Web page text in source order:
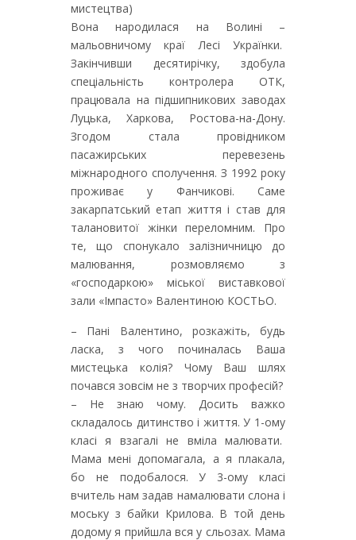
мистецтва)
Вона народилася на Волині –
мальовничому краї Лесі Українки.
Закінчивши десятирічку, здобула
спеціальність контролера ОТК,
працювала на підшипникових заводах
Луцька, Харкова, Ростова-на-Дону.
Згодом стала провідником
пасажирських перевезень
міжнародного сполучення. З 1992 року
проживає у Фанчикові. Саме
закарпатський етап життя і став для
талановитої жінки переломним. Про
те, що спонукало залізничницю до
малювання, розмовляємо з
«господаркою» міської виставкової
зали «Імпасто» Валентиною КОСТЬО.
– Пані Валентино, розкажіть, будь
ласка, з чого починалась Ваша
мистецька колія? Чому Ваш шлях
почався зовсім не з творчих професій?
– Не знаю чому. Досить важко
складалось дитинство і життя. У 1-ому
класі я взагалі не вміла малювати.
Мама мені допомагала, а я плакала,
бо не подобалося. У 3-ому класі
вчитель нам задав намалювати слона і
моську з байки Крилова. В той день
додому я прийшла вся у сльозах. Мама